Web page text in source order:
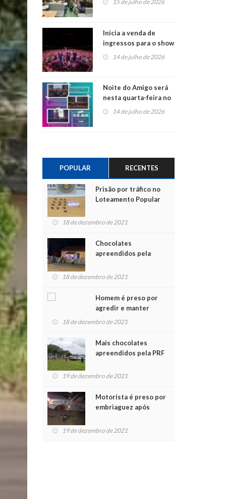
15 de julho de 2026
Inicia a venda de
ingressos para o show
do Jota Quest nos 45
anos da Sicredi Ouro
14 de julho de 2026
Noite do Amigo será
nesta quarta-feira no
Centro de Cultura de
14 de julho de 2026
POPULAR RECENTES
Prisão por tráfico no
Loteamento Popular
18 de dezembro de 2021
Chocolates
apreendidos pela
para crianças na
18 de dezembro de 2021
Homem é preso por
agredir e manter
mulher em cárcere
18 de dezembro de 2021
Mais chocolates
apreendidos pela PRF
crianças no Natal
19 de dezembro de 2021
Motorista é preso por
embriaguez após
feridos
19 de dezembro de 2021